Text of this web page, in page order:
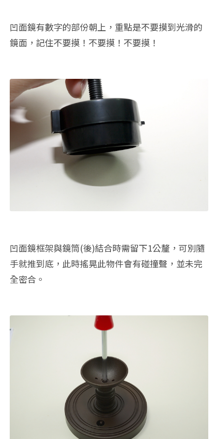
凹面鏡有數字的部份朝上，重點是不要摸到光滑的
鏡面，記住不要摸！不要摸！不要摸！
凹面鏡框架與鏡筒(後)結合時需留下1公釐，可別隨
手就推到底，此時搖晃此物件會有碰撞聲，並未完
全密合。